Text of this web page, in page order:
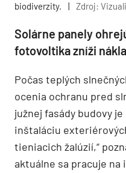
biodiverzity.
| Zdroj:
Solárne panely
fotovoltika zníži
Počas teplých
ocenia ochranu pred
južnej fasády budovy
inštaláciu
tieniacich žalúzií,“
aktuálne sa pracuje